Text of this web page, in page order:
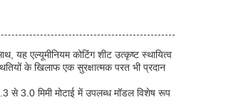
एल्यूमीनियम कोटिंग शीट उत्कृष्ट स्थायित्व
के खिलाफ एक सुरक्षात्मक परत भी प्रदान
से 3.0 मिमी मोटाई में उपलब्ध मॉडल विशेष रूप